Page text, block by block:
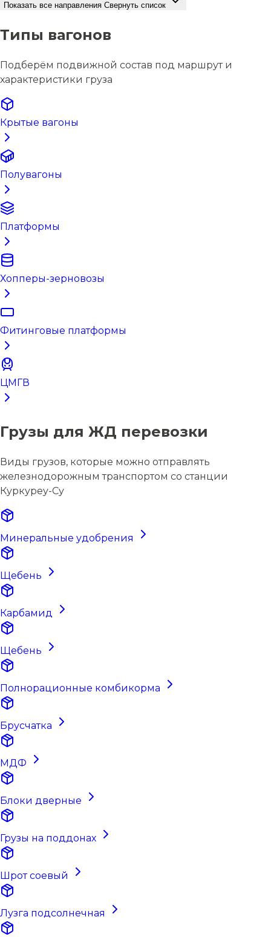
Показать все направления Свернуть список
Типы вагонов
Подберём подвижной состав под маршрут и
характеристики груза
Крытые вагоны
Полувагоны
Платформы
Хопперы-зерновозы
Фитинговые платформы
ЦМГВ
Грузы для ЖД перевозки
Виды грузов, которые можно отправлять
железнодорожным транспортом со станции
Куркуреу-Су
Минеральные удобрения
Щебень
Карбамид
Щебень
Полнорационные комбикорма
Брусчатка
МДФ
Блоки дверные
Грузы на поддонах
Шрот соевый
Лузга подсолнечная